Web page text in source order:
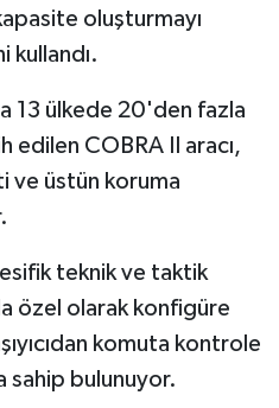
oluşturmayı
kullandı.
13 ülkede 20'den fazla
edilen COBRA II aracı,
ve üstün koruma
teknik ve taktik
özel olarak konfigüre
komuta kontrole
sahip bulunuyor.